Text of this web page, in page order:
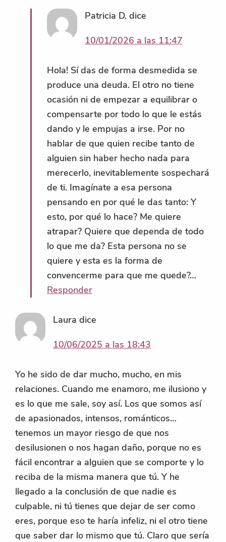
Patricia D. dice
10/01/2026 a las 11:47
Hola! Sí das de forma desmedida se
produce una deuda. El otro no tiene
ocasión ni de empezar a equilibrar o
compensarte por todo lo que le estás
dando y le empujas a irse. Por no
hablar de que quien recibe tanto de
alguien sin haber hecho nada para
merecerlo, inevitablemente sospechará
de ti. Imagínate a esa persona
pensando en por qué le das tanto: Y
esto, por qué lo hace? Me quiere
atrapar? Quiere que dependa de todo
lo que me da? Esta persona no se
quiere y esta es la forma de
convencerme para que me quede?…
Responder
Laura dice
10/06/2025 a las 18:43
Yo he sido de dar mucho, mucho, en mis
relaciones. Cuando me enamoro, me ilusiono y
es lo que me sale, soy así. Los que somos así
de apasionados, intensos, románticos…
tenemos un mayor riesgo de que nos
desilusionen o nos hagan daño, porque no es
fácil encontrar a alguien que se comporte y lo
reciba de la misma manera que tú. Y he
llegado a la conclusión de que nadie es
culpable, ni tú tienes que dejar de ser como
eres, porque eso te haría infeliz, ni el otro tiene
que saber dar lo mismo que tú. Claro que sería